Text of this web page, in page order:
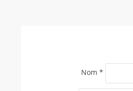
Nom *